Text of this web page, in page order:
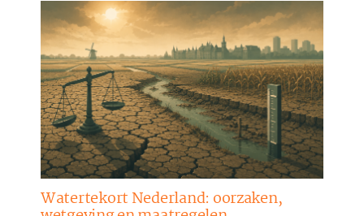
Watertekort Nederland: oorzaken,